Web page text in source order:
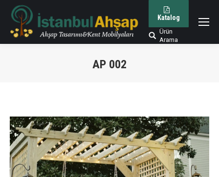
Katalog
Arama:
Ürün
Arama
AP 002